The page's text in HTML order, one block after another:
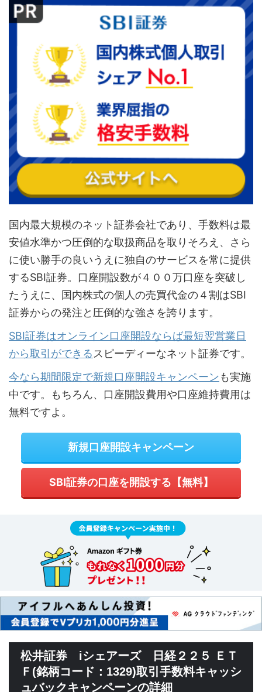
国内最大規模のネット証券会社であり、手数料は最
安値水準かつ圧倒的な取扱商品を取りそろえ、さら
に使い勝手の良いうえに独自のサービスを常に提供
するSBI証券。口座開設数が４００万口座を突破し
たうえに、国内株式の個人の売買代金の４割はSBI
証券からの発注と圧倒的な強さを誇ります。
SBI証券はオンライン口座開設ならば最短翌営業日
から取引ができる スピーディーなネット証券です。
今なら期間限定で新規口座開設キャンペーンも実施
中です。もちろん、口座開設費用や口座維持費用は
無料ですよ。
新規口座開設キャンペーン
SBI証券の口座を開設する【無料】
松井証券 iシェアーズ 日経２２５ ＥＴ
Ｆ(銘柄コード：1329)取引手数料キャッシ
ュバックキャンペーンの詳細